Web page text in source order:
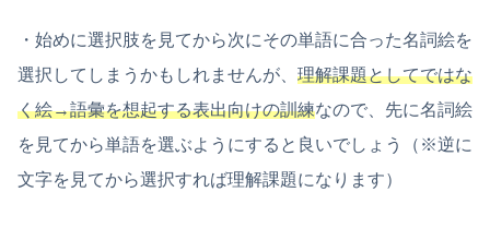
・始めに選択肢を見てから次にその単語に合った名詞絵を
選択してしまうかもしれませんが、 理解課題としてではな
く絵→語彙を想起する表出向けの訓練なので、先に名詞絵
を見てから単語を選ぶようにすると良いでしょう（※逆に
文字を見てから選択すれば理解課題になります）